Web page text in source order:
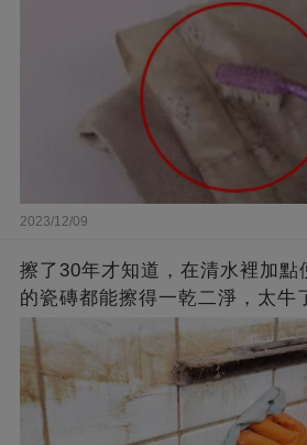
2023/12/09
擦了30年才知道，在清水裡加點
的瓷磚都能擦得一乾二淨，太牛